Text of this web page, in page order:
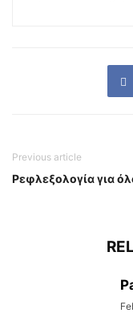
Previous article
Ρεφλεξολογία για